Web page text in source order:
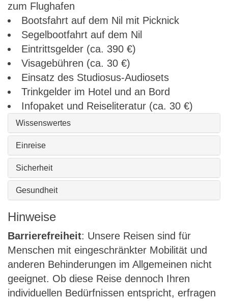
zum Flughafen
Bootsfahrt auf dem Nil mit Picknick
Segelbootfahrt auf dem Nil
Eintrittsgelder (ca. 390 €)
Visagebühren (ca. 30 €)
Einsatz des Studiosus-Audiosets
Trinkgelder im Hotel und an Bord
Infopaket und Reiseliteratur (ca. 30 €)
Wissenswertes
Einreise
Sicherheit
Gesundheit
Hinweise
Barrierefreiheit: Unsere Reisen sind für
Menschen mit eingeschränkter Mobilität und
anderen Behinderungen im Allgemeinen nicht
geeignet. Ob diese Reise dennoch Ihren
individuellen Bedürfnissen entspricht, erfragen